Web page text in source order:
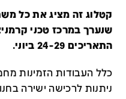
שנערך במרכז טכני
התאריכים 24-29 ביוני.
כלל העבודות הזמינות
ניתנות לרכישה ישירה